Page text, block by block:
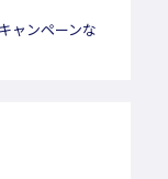
ャンペーンな